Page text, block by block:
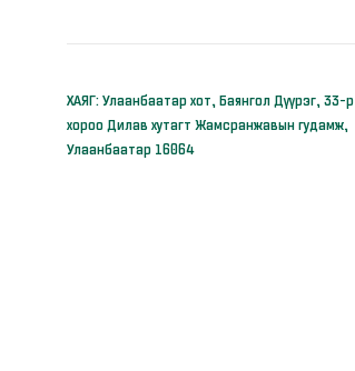
ХАЯГ: Улаанбаатар хот, Баянгол Дүүрэг, 33-р
хороо Дилав хутагт Жамсранжавын гудамж,
Улаанбаатар 16064